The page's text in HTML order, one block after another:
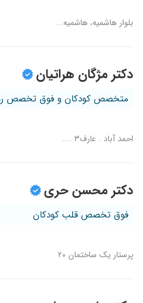
بلوار هاشمیه، هاشمیه...
دکتر مژگان هراتیان
متخصص کودکان و فوق تخصص
احمد آباد . عارف۳ ....
دکتر محسن حری
فوق تخصص قلب کودکان
پرستار یک ساختمان ۲۰